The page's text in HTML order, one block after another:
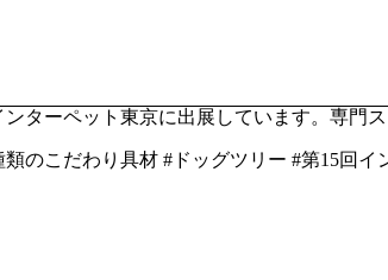
ターペット東京に出展しています。専門
のこだわり具材 #ドッグツリー #第15回